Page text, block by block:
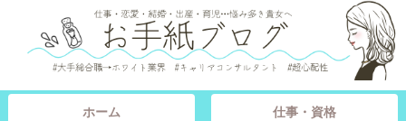
ホーム 仕事・資格